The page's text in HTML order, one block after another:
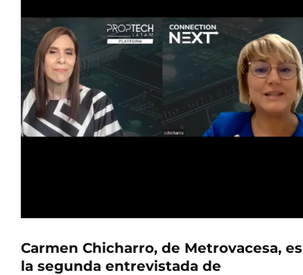
Carmen Chicharro, de Metrovacesa, es
la segunda entrevistada de